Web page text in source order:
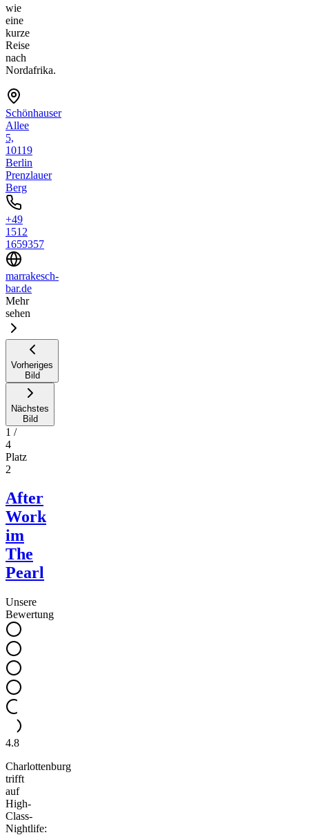
wie
eine
kurze
Reise
nach
Nordafrika.
Schönhauser
Allee
5,
10119
Berlin
Prenzlauer
Berg
+49
1512
1659357
marrakesch-
bar.de
Mehr
sehen
Vorheriges
Bild
Nächstes
Bild
1 /
4
Platz
2
After
Work
im
The
Pearl
Unsere
Bewertung
4.8
Charlottenburg
trifft
auf
High-
Class-
Nightlife: